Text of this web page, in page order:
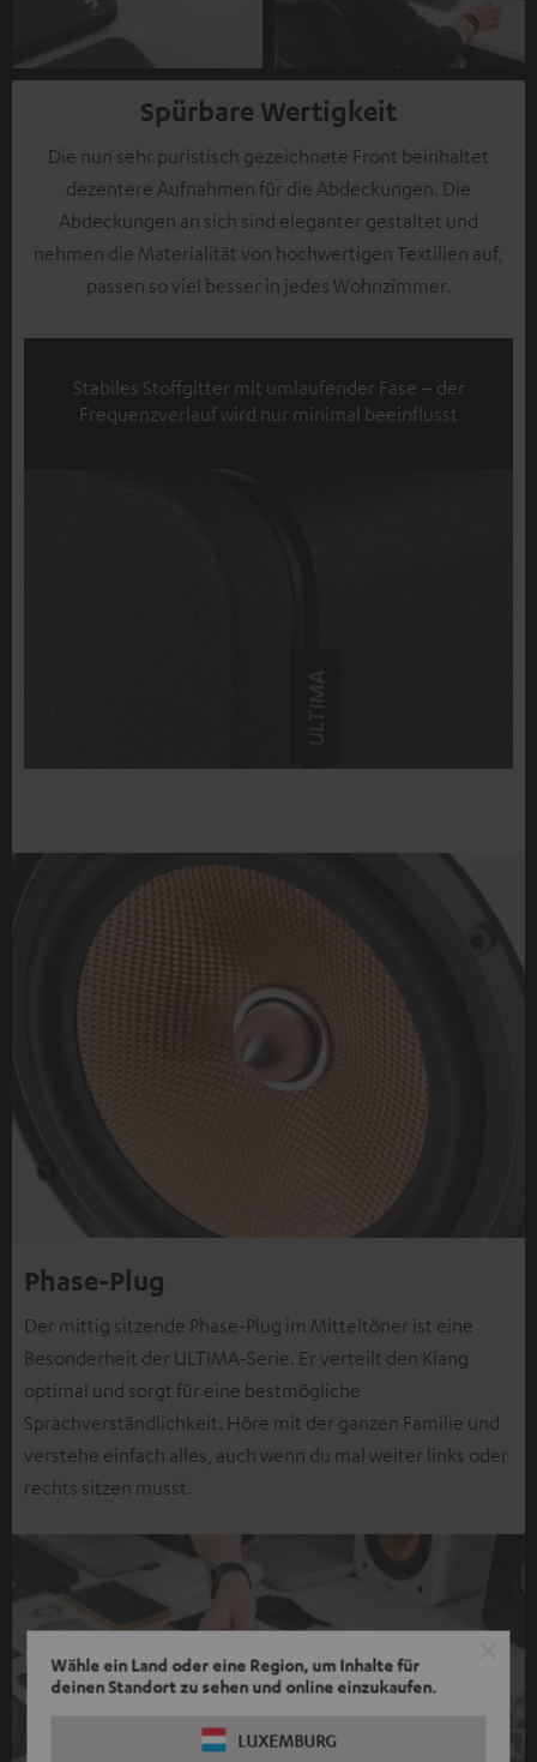
Wähle ein Land oder eine Region, um Inhalte für
deinen Standort zu sehen und online einzukaufen.
LUXEMBURG
Spürbare Wertigkeit
Die nun sehr puristisch gezeichnete Front beinhaltet
dezentere Aufnahmen für die Abdeckungen. Die
Abdeckungen an sich sind eleganter gestaltet und
nehmen die Materialität von hochwertigen Textilien auf,
passen so viel besser in jedes Wohnzimmer.
Stabiles Stoffgitter mit umlaufender Fase – der
Frequenzverlauf wird nur minimal beeinflusst
Phase-Plug
Der mittig sitzende Phase-Plug im Mitteltöner ist eine
Besonderheit der ULTIMA-Serie. Er verteilt den Klang
optimal und sorgt für eine bestmögliche
Sprachverständlichkeit. Höre mit der ganzen Familie und
verstehe einfach alles, auch wenn du mal weiter links oder
rechts sitzen musst.